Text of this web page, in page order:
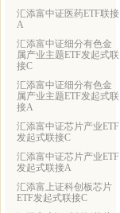
汇添富中证医药ETF联接
A
汇添富中证细分有色金
属产业主题ETF发起式联
接C
汇添富中证细分有色金
属产业主题ETF发起式联
接A
汇添富中证芯片产业ETF
发起式联接C
汇添富中证芯片产业ETF
发起式联接A
汇添富上证科创板芯片
ETF发起式联接C